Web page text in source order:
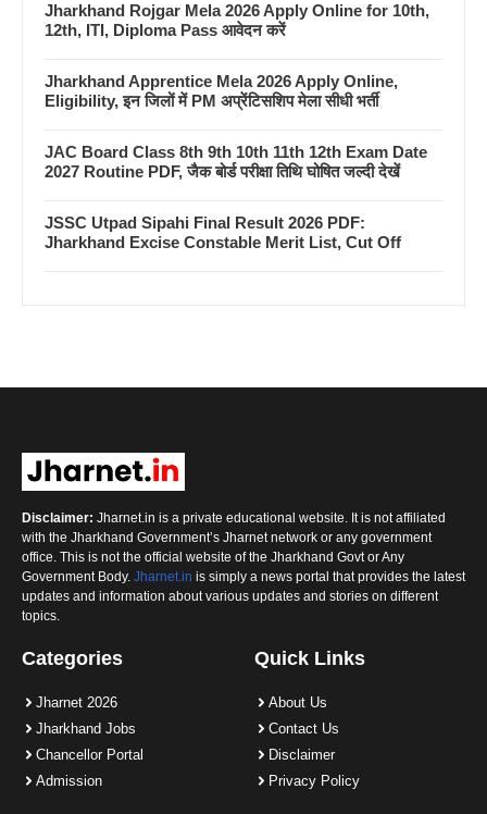
Jharkhand Rojgar Mela 2026 Apply Online for 10th,
12th, ITI, Diploma Pass आवेदन करें
Jharkhand Apprentice Mela 2026 Apply Online,
Eligibility, इन जिलों में PM अप्रेंटिसशिप मेला सीधी भर्ती
JAC Board Class 8th 9th 10th 11th 12th Exam Date
2027 Routine PDF, जैक बोर्ड परीक्षा तिथि घोषित जल्दी देखें
JSSC Utpad Sipahi Final Result 2026 PDF:
Jharkhand Excise Constable Merit List, Cut Off
Disclaimer: Jharnet.in is a private educational website. It is not affiliated
with the Jharkhand Government’s Jharnet network or any government
office. This is not the official website of the Jharkhand Govt or Any
Government Body. Jharnet.in is simply a news portal that provides the latest
updates and information about various updates and stories on different
topics.
Categories
Jharnet 2026
Jharkhand Jobs
Chancellor Portal
Admission
Quick Links
About Us
Contact Us
Disclaimer
Privacy Policy